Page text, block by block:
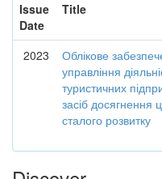
Issue
Date
Title
2023
Облікове
управління
туристичних
засіб досягнення
сталого розвитку